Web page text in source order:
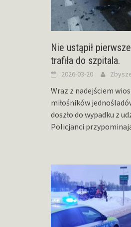
Nie ustąpił
trafiła do szpitala.
2026-03-20
Wraz z nadejściem
miłośników
doszło do wypadku z
Policjanci